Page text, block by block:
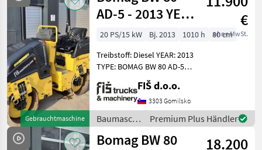
Gebrauchtmaschine
AD-5 - 2013 YEAR
- 1010 WORKING
HOURS
€
ohne MwSt.
20 PS/15 kW Bj. 2013 1010 h
80 cm
Treibstoff: Diesel YEAR: 2013
TYPE: BOMAG BW 80 AD-5
WORKING HOURS: 1010
ENGINE: DIESEL KUBOTA -
15.1KW WEIGHT 1620KG
ROLLER WIDTH 80CM
LIGHTS WETTING VIBRAT
FIŠ d.o.o.
3303 Gomilsko
Baumaschinen
/ Bomag
Premium Plus Händler
Bomag BW 80
18.200